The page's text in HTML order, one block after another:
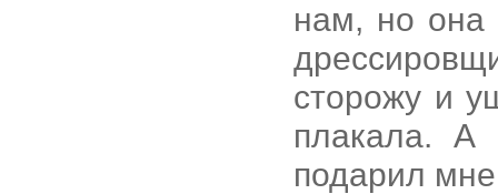
нам, но она
сторожу и
плакала. А
подарил